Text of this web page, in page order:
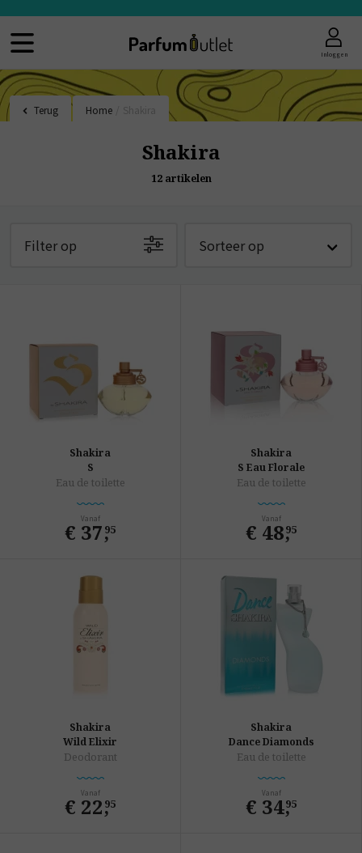
Inloggen
Terug Home
Shakira
12 artikelen
Filter op Sorteer op
Shakira
S
Eau de toilette
Vanaf
€ 37,
95
Shakira
S Eau Florale
Eau de toilette
Vanaf
€ 48,
95
Shakira
Wild Elixir
Deodorant
Vanaf
€ 22,
95
Shakira
Dance Diamonds
Eau de toilette
Vanaf
€ 34,
95